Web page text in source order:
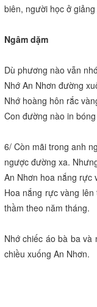
biên, người học ở
Ngâm dặm
Dù phương nào vẫn
Nhớ An Nhơn đường
Nhớ hoàng hôn rắc
Con đường nào in
6/ Còn mãi trong anh
ngược đường xa.
An Nhơn hoa nắng rực
Hoa nắng rực vàng
thầm theo năm tháng.
Nhớ chiếc áo bà ba
chiều xuống An Nhơn.